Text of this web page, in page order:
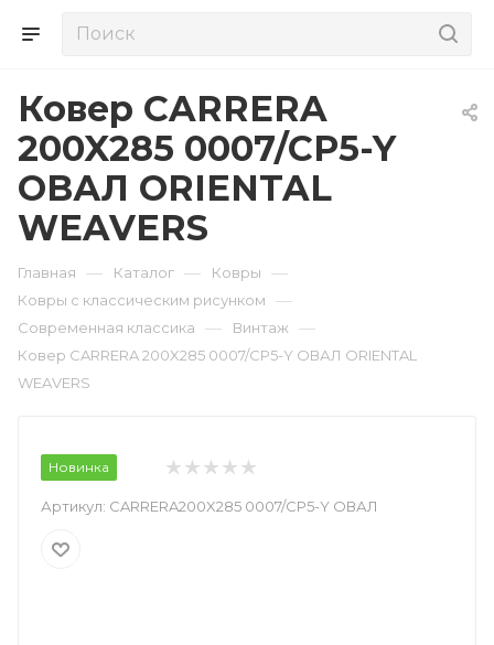
Ковер CARRERA
200X285 0007/CP5-Y
ОВАЛ ORIENTAL
WEAVERS
Главная — Каталог — Ковры —
Ковры с классическим рисунком —
Современная классика — Винтаж —
Ковер CARRERA 200X285 0007/CP5-Y ОВАЛ ORIENTAL
WEAVERS
Новинка
Артикул: CARRERA200X285 0007/CP5-Y ОВАЛ